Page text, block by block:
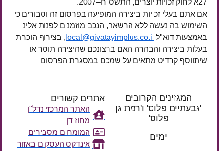
27א לחוק זכויות יוצרים, התשס"ח–2007.
אם אתם בעלי זכויות ביצירה המופיעה בפרסום זה וסבורים כי
השימוש בה נעשה ללא הרשאה, הנכם מוזמנים לפנות אלינו
באמצעות דוא"ל local@givatayimplus.co.il , בצירוף הוכחת
בעלות ביצירה והבהרה האם ברצונכם שהיצירה תוסר או
שיתווסף קרדיט מתאים על שמכם במסגרת הפרסום
המגזינים הקרובים
'גבעתיים פלוס' ו'רמת גן
פלוס'
ימים
אתרים קשורים
האתר המרכזי נדל"ן
מחוז דן
המומחים מסבירים
אינדקס העסקים באזור